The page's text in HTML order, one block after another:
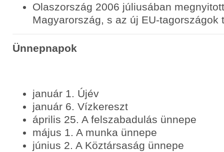
Olaszország 2006 júliusában
Magyarország, s az új EU-tagországok
Ünnepnapok
január 1. Újév
január 6. Vízkereszt
április 25. A felszabadulás ünnepe
május 1. A munka ünnepe
június 2. A Köztársaság ünnepe